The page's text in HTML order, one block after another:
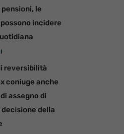
pensioni, le
incidere
reversibilità
coniuge anche
assegno di
della